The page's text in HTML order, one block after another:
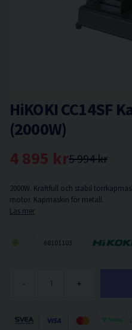
HiKOKI CC14SF
(2000W)
5 994 kr
4 895 kr
2000W. Kraftfull och stabil
motor. Kapmaskin för metall.
Läs mer
68101103
- +